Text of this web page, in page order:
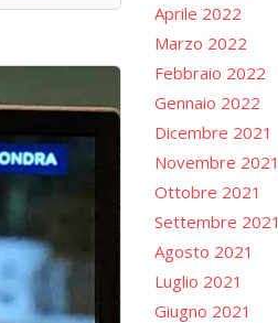
Aprile 2022
Marzo 2022
Febbraio 2022
Gennaio 2022
Dicembre 2021
Novembre 2021
Ottobre 2021
Settembre 2021
Agosto 2021
Luglio 2021
Giugno 2021